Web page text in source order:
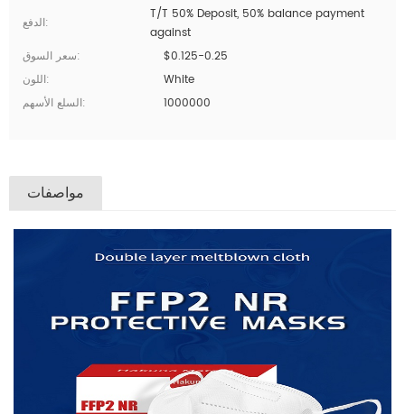
الدفع:
T/T 50% Deposit, 50% balance payment
against
سعر السوق:
$0.125-0.25
اللون:
White
السلع الأسهم:
1000000
مواصفات